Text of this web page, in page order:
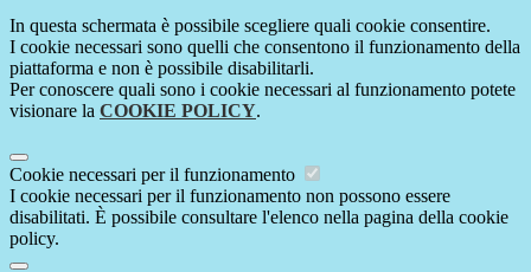
In questa schermata è possibile scegliere quali cookie consentire.
I cookie necessari sono quelli che consentono il funzionamento della
piattaforma e non è possibile disabilitarli.
Per conoscere quali sono i cookie necessari al funzionamento potete
visionare la COOKIE POLICY.
Cookie necessari per il funzionamento
I cookie necessari per il funzionamento non possono essere
disabilitati. È possibile consultare l'elenco nella pagina della cookie
policy.